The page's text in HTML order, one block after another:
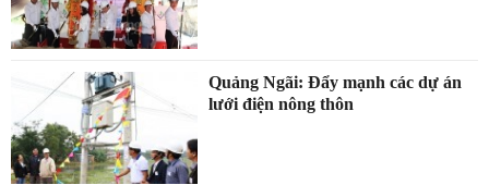
Quảng Ngãi: Đẩy mạnh các dự án
lưới điện nông thôn